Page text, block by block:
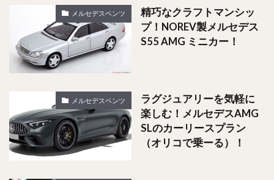
メルセデスベンツ
精巧なクラフトマンシッ
プ！NOREV製メルセデス
S55 AMG ミニカー！
メルセデスベンツ
ラグジュアリーを気軽に
楽しむ！メルセデスAMG
SLのカーリースプラン
（オリコで乗ーる）！